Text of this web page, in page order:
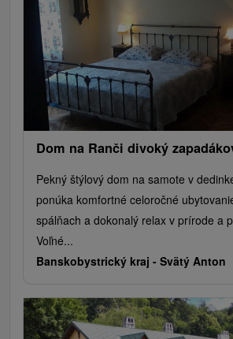
Dom na Ranči divoký
Pekný štýlový dom na samote v
ponúka komfortné celoročné
spálňach a dokonalý relax v prírode a
Voľné...
Banskobystrický kraj - Svätý Anton